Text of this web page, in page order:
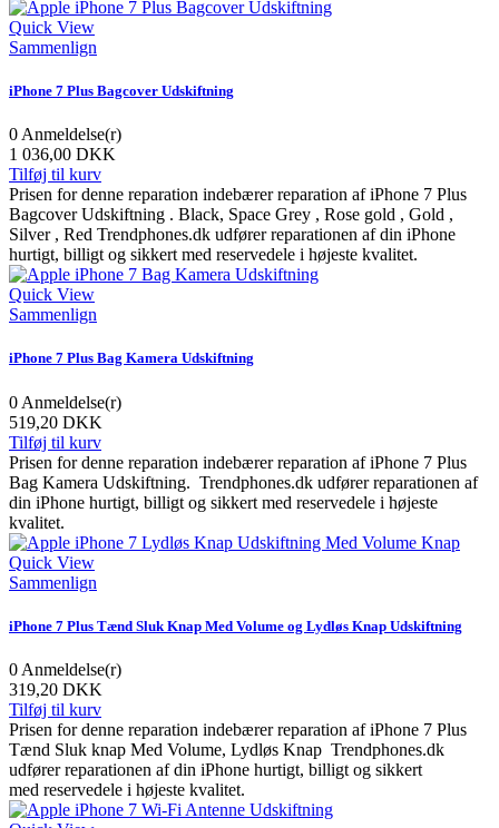
Quick View
Sammenlign
iPhone 7 Plus Bagcover Udskiftning
0 Anmeldelse(r)
1 036,00 DKK
Tilføj til kurv
Prisen for denne reparation indebærer reparation af iPhone 7 Plus
Bagcover Udskiftning . Black, Space Grey , Rose gold , Gold ,
Silver , Red Trendphones.dk udfører reparationen af din iPhone
hurtigt, billigt og sikkert med reservedele i højeste kvalitet.
Quick View
Sammenlign
iPhone 7 Plus Bag Kamera Udskiftning
0 Anmeldelse(r)
519,20 DKK
Tilføj til kurv
Prisen for denne reparation indebærer reparation af iPhone 7 Plus
Bag Kamera Udskiftning. Trendphones.dk udfører reparationen af
din iPhone hurtigt, billigt og sikkert med reservedele i højeste
kvalitet.
Quick View
Sammenlign
iPhone 7 Plus Tænd Sluk Knap Med Volume og Lydløs Knap Udskiftning
0 Anmeldelse(r)
319,20 DKK
Tilføj til kurv
Prisen for denne reparation indebærer reparation af iPhone 7 Plus
Tænd Sluk knap Med Volume, Lydløs Knap Trendphones.dk
udfører reparationen af din iPhone hurtigt, billigt og sikkert
med reservedele i højeste kvalitet.